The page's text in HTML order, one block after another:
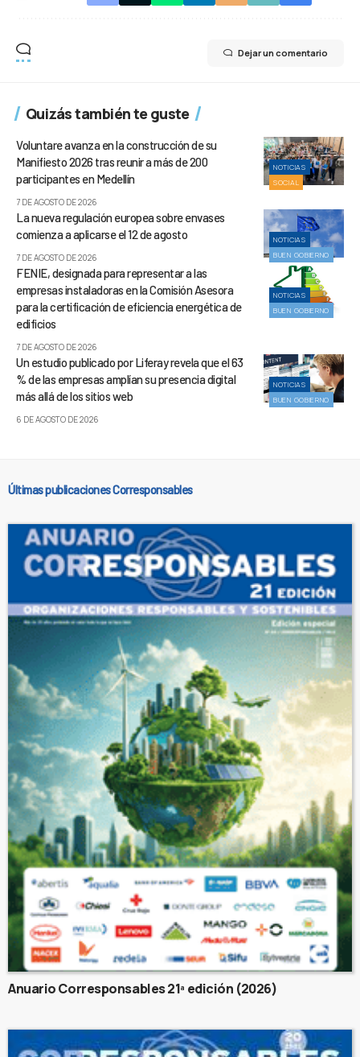
Dejar un comentario
Quizás también te guste
NOTICIAS
SOCIAL
Voluntare avanza en la construcción de su
Manifiesto 2026 tras reunir a más de 200
participantes en Medellín
7 DE AGOSTO DE 2026
NOTICIAS
BUEN GOBIERNO
La nueva regulación europea sobre envases
comienza a aplicarse el 12 de agosto
7 DE AGOSTO DE 2026
NOTICIAS
BUEN GOBIERNO
FENIE, designada para representar a las
empresas instaladoras en la Comisión Asesora
para la certificación de eficiencia energética de
edificios
7 DE AGOSTO DE 2026
NOTICIAS
BUEN GOBIERNO
Un estudio publicado por Liferay revela que el 63
% de las empresas amplían su presencia digital
más allá de los sitios web
6 DE AGOSTO DE 2026
Últimas publicaciones Corresponsables
Anuario Corresponsables 21ª edición (2026)